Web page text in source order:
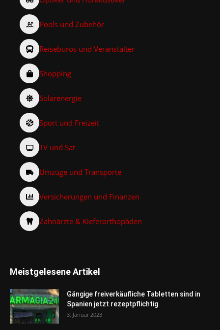
Pools und Zubehör
Reisebüros und Veranstalter
Shopping
Solarenergie
Sport und Freizeit
TV und Sat
Umzüge und Transporte
Versicherungen und Finanzen
Zahnärzte & Kieferorthopäden
Meistgelesene Artikel
Gängige freiverkäufliche Tabletten sind in
Spanien jetzt rezeptpflichtig
3. Januar 2023